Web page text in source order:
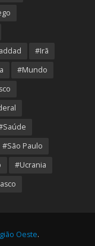
#Irã
#Mundo
#São Paulo
#Ucrania
Oeste.